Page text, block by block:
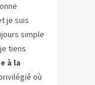
je suis
simple
tiens
à la
où